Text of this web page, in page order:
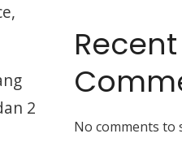
2
Recent
No comments to